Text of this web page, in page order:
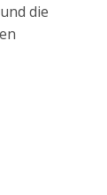
die